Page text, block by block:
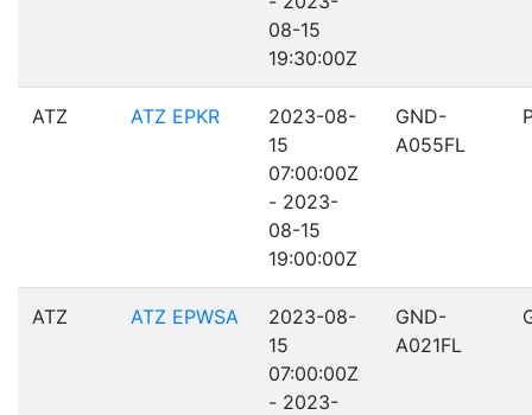
08-15
19:30:00Z
ATZ ATZ EPKR
2023-08-
15
07:00:00Z
- 2023-
08-15
19:00:00Z
GND-
A055FL
ATZ ATZ EPWSA
2023-08-
15
07:00:00Z
- 2023-
GND-
A021FL